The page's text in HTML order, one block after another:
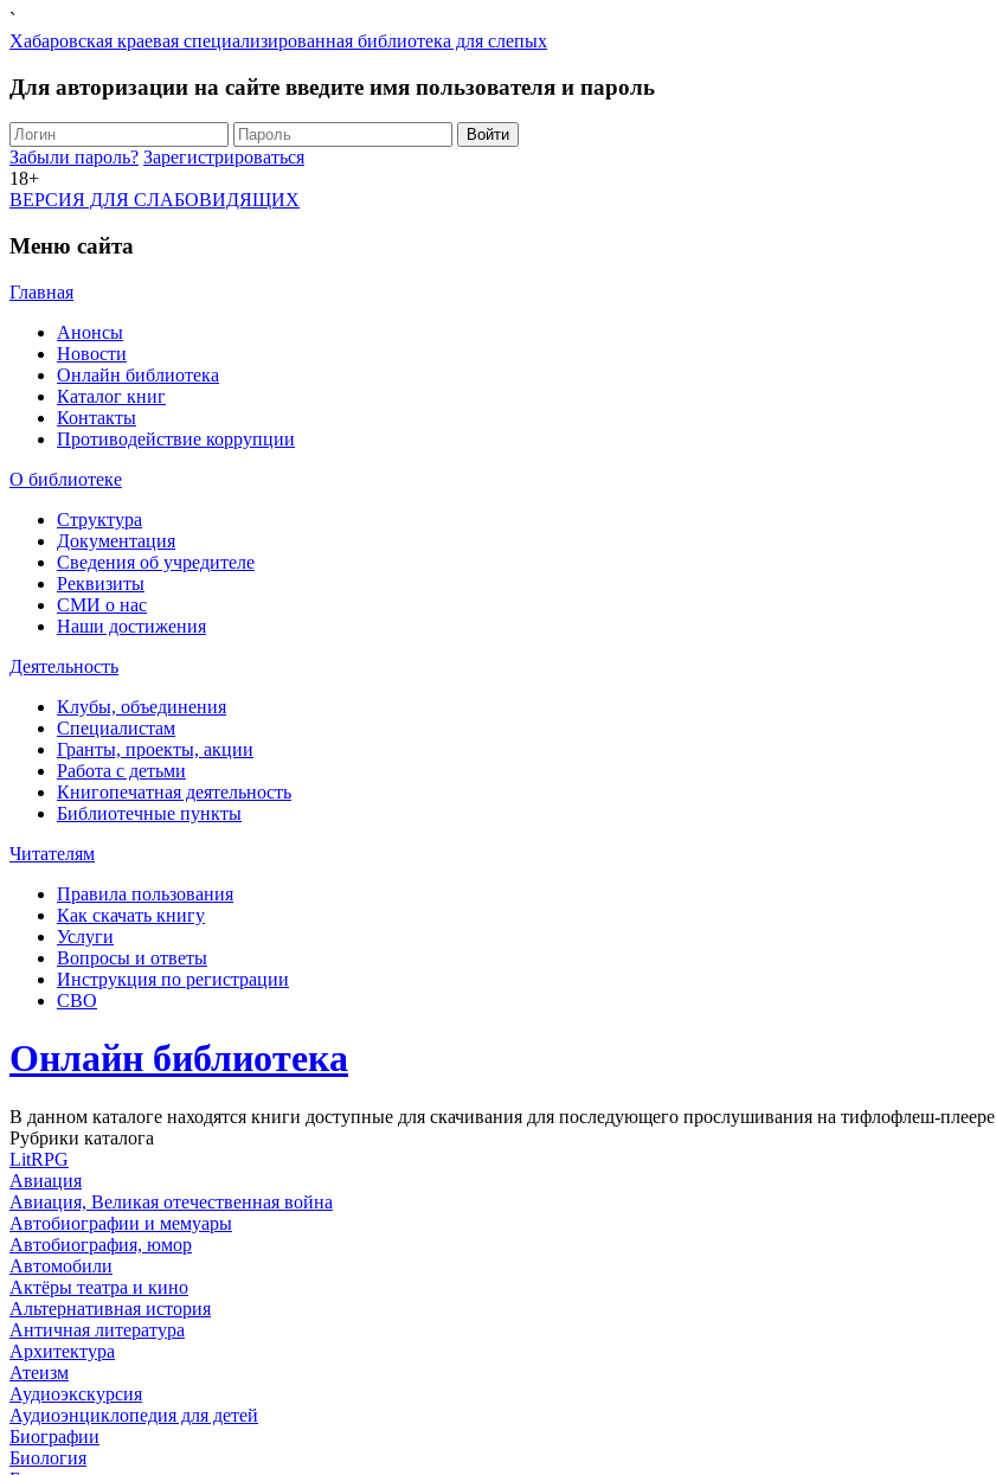
`
Хабаровская краевая специализированная библиотека для слепых
Для авторизации на сайте введите имя пользователя и пароль
Забыли пароль? Зарегистрироваться
18+
ВЕРСИЯ ДЛЯ СЛАБОВИДЯЩИХ
Меню сайта
Главная
Анонсы
Новости
Онлайн библиотека
Каталог книг
Контакты
Противодействие коррупции
О библиотеке
Структура
Документация
Сведения об учредителе
Реквизиты
СМИ о нас
Наши достижения
Деятельность
Клубы, объединения
Специалистам
Гранты, проекты, акции
Работа с детьми
Книгопечатная деятельность
Библиотечные пункты
Читателям
Правила пользования
Как скачать книгу
Услуги
Вопросы и ответы
Инструкция по регистрации
СВО
Онлайн библиотека
В данном каталоге находятся книги доступные для скачивания для последующего прослушивания на тифлофлеш-плеере
Рубрики каталога
LitRPG
Авиация
Авиация, Великая отечественная война
Автобиографии и мемуары
Автобиография, юмор
Автомобили
Актёры театра и кино
Альтернативная история
Античная литература
Архитектура
Атеизм
Аудиоэкскурсия
Аудиоэнциклопедия для детей
Биографии
Биология